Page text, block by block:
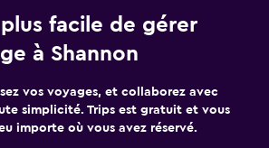
facile de gérer
à Shannon
vos voyages, et collaborez avec
simplicité. Trips est gratuit et vous
importe où vous avez réservé.